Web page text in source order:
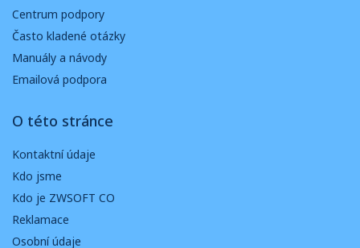
Centrum podpory
Často kladené otázky
Manuály a návody
Emailová podpora
O této stránce
Kontaktní údaje
Kdo jsme
Kdo je ZWSOFT CO
Reklamace
Osobní údaje